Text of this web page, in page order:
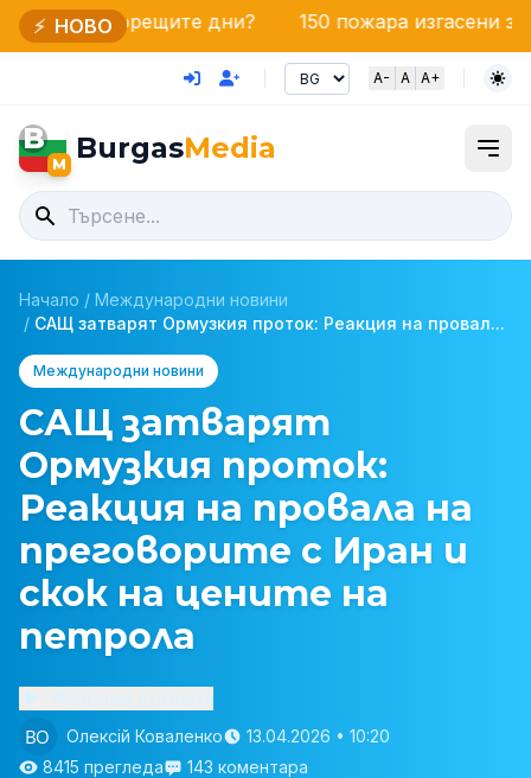
⚡ НОВО
дни? 150 пожара изгасени за денонощие:
A- A A+
B
M BurgasMedia
Начало / Международни новини
/ САЩ затварят Ормузкия проток: Реакция на провал...
Международни новини
САЩ затварят
Ормузкия проток:
Реакция на провала на
преговорите с Иран и
скок на цените на
петрола
Олексій Коваленко
13.04.2026 • 10:20
8415 прегледа
143 коментара